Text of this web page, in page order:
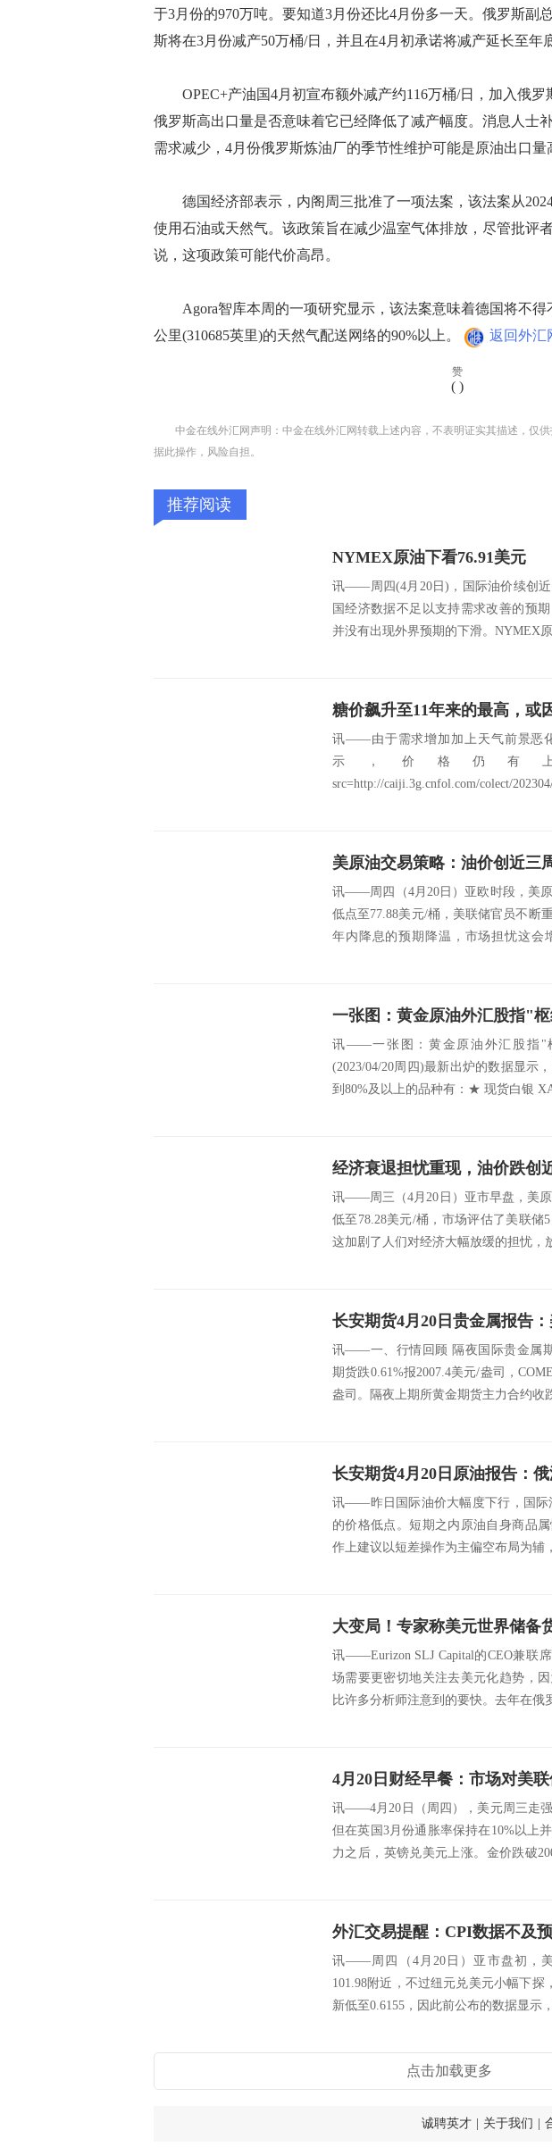
于3月份的970万吨。要知道3月份还比4月份多一天。俄罗斯副
斯将在3月份减产50万桶/日，并且在4月初承诺将减产延长至年
OPEC+产油国4月初宣布额外减产约116万桶/日，加入俄罗
俄罗斯高出口量是否意味着它已经降低了减产幅度。消息人士
需求减少，4月份俄罗斯炼油厂的季节性维护可能是原油出口量
德国经济部表示，内阁周三批准了一项法案，该法案从
使用石油或天然气。该政策旨在减少温室气体排放，尽管批评
说，这项政策可能代价高昂。
Agora智库本周的一项研究显示，该法案意味着德国将不得
公里(310685英里)的天然气配送网络的90%以上。
返回外汇
赞
( )
中金在线外汇网声明：中金在线外汇网转载上述内容，不表明证实其描述，仅
据此操作，风险自担。
推荐阅读
NYMEX原油下看76.91美元
讯——周四(4月20日)，国际油价续创
国经济数据不足以支持需求改善的预
并没有出现外界预期的下滑。NYMEX
讯——由于需求增加加上天气前景恶
示，价格仍有
src=http://caiji.3g.cnfol.com/colect/
美原油交易策略：油价创近三
讯——周四（4月20日）亚欧时段，美
低点至77.88美元/桶，美联储官员不断
年内降息的预期降温，市场担忧这会
讯——一张图：黄金原油外汇股指"
(2023/04/20周四)最新出炉的数据显示
到80%及以上的品种有：★ 现货白银
经济衰退担忧重现，油价跌创
讯——周三（4月20日）亚市早盘，美
低至78.28美元/桶，市场评估了美联储
这加剧了人们对经济大幅放缓的担忧，
讯——一、行情回顾 隔夜国际贵金属
期货跌0.61%报2007.4美元/盎司，
盎司。隔夜上期所黄金期货主力合约收
讯——昨日国际油价大幅度下行，国际
的价格低点。短期之内原油自身商品
作上建议以短差操作为主偏空布局为辅
讯——Eurizon SLJ Capital的CEO兼联
场需要更密切地关注去美元化趋势，
比许多分析师注意到的要快。去年在俄
讯——4月20日（周四），美元周三走
但在英国3月份通胀率保持在10%以上
力之后，英镑兑美元上涨。金价跌破
讯——周四（4月20日）亚市盘初，
101.98附近，不过纽元兑美元小幅下探
新低至0.6155，因此前公布的数据显示
点击加载更多
诚聘英才 关于我们